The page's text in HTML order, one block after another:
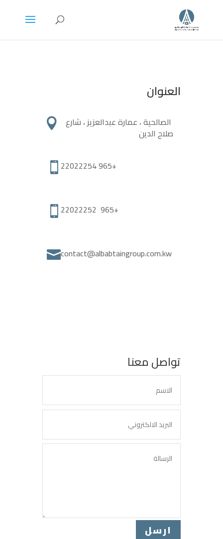
العنوان
 الصالحية ، عمارة عبدالعزيز ، شارع
صلاح الدين
 +965 22022254
 +965 22022252
contact@albabtaingroup.com.kw
تواصل معنا
ارسل